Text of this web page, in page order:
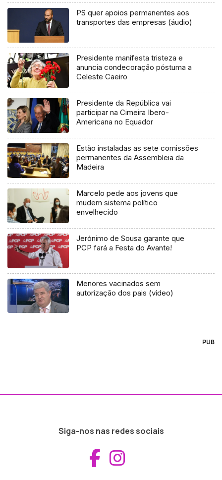
PS quer apoios permanentes aos
transportes das empresas (áudio)
Presidente manifesta tristeza e
anuncia condecoração póstuma a
Celeste Caeiro
Presidente da República vai
participar na Cimeira Ibero-
Americana no Equador
Estão instaladas as sete comissões
permanentes da Assembleia da
Madeira
Marcelo pede aos jovens que
mudem sistema político
envelhecido
Jerónimo de Sousa garante que
PCP fará a Festa do Avante!
Menores vacinados sem
autorização dos pais (vídeo)
PUB
Siga-nos nas redes sociais
Aceder ao